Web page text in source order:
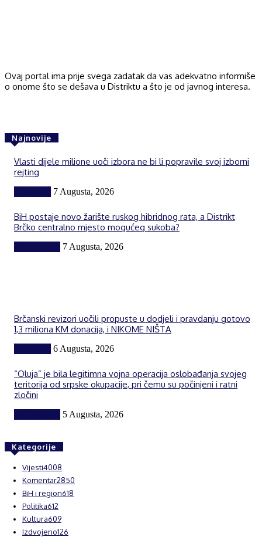
Ovaj portal ima prije svega zadatak da vas adekvatno informiše
o onome što se dešava u Distriktu a što je od javnog interesa.
Najnovije
Vlasti dijele milione uoči izbora ne bi li popravile svoj izborni
rejting
7 Augusta, 2026
BiH postaje novo žarište ruskog hibridnog rata, a Distrikt
Brčko centralno mjesto mogućeg sukoba?
7 Augusta, 2026
Brčanski revizori uočili propuste u dodjeli i pravdanju gotovo
1,3 miliona KM donacija, i NIKOME NIŠTA
6 Augusta, 2026
“Oluja” je bila legitimna vojna operacija oslobađanja svojeg
teritorija od srpske okupacije, pri čemu su počinjeni i ratni
zločini
5 Augusta, 2026
Kategorije
Vijesti4008
Komentar2850
BiH i region618
Politika612
Kultura609
Izdvojeno126